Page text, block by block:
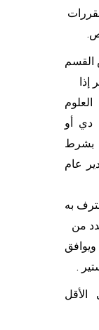
القسم
إذا
دي أو
بشرط
عام
به
من
.